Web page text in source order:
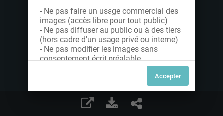
- Ne pas faire un usage commercial des
images (accès libre pour tout public)
- Ne pas diffuser au public ou à des tiers
(hors cadre d'un usage privé ou interne)
- Ne pas modifier les images sans
consentement écrit préalable
Dans le cas contraire, nous vous invitons
à nous contacter afin de solliciter le type
de Licence souhaitée parmi celles
proposées et le cas échéant, acquitter